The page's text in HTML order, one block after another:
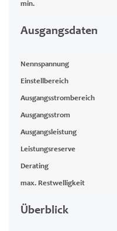
min.
Ausgangsdaten
Nennspannung
Einstellbereich
Ausgangsstrombereich
Ausgangsstrom
Ausgangsleistung
Leistungsreserve
Derating
max. Restwelligkeit
Überblick